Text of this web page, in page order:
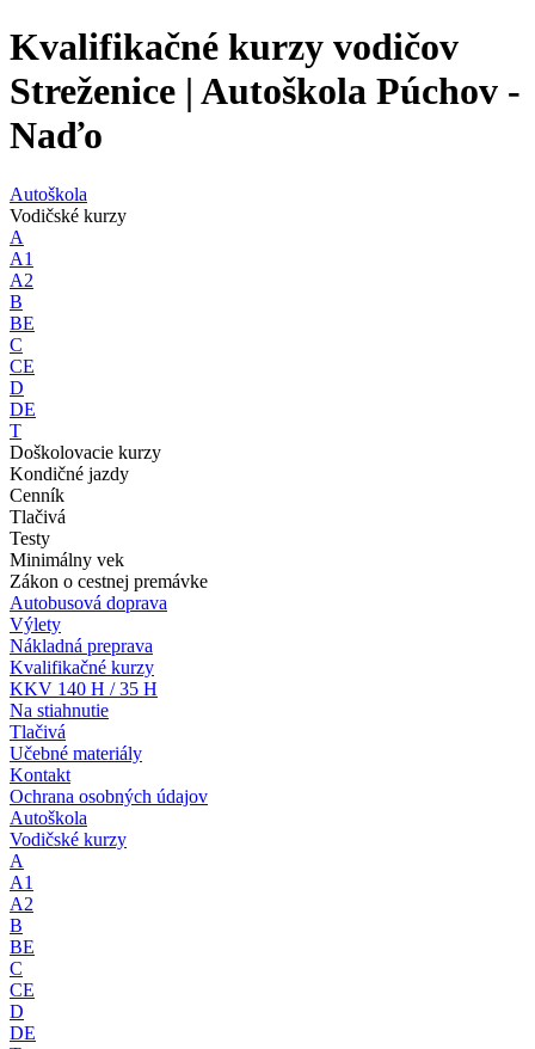
Kvalifikačné kurzy vodičov
Streženice | Autoškola Púchov -
Naďo
Autoškola
Vodičské kurzy
A
A1
A2
B
BE
C
CE
D
DE
T
Doškolovacie kurzy
Kondičné jazdy
Cenník
Tlačivá
Testy
Minimálny vek
Zákon o cestnej premávke
Autobusová doprava
Výlety
Nákladná preprava
Kvalifikačné kurzy
KKV 140 H / 35 H
Na stiahnutie
Tlačivá
Učebné materiály
Kontakt
Ochrana osobných údajov
Autoškola
Vodičské kurzy
A
A1
A2
B
BE
C
CE
D
DE